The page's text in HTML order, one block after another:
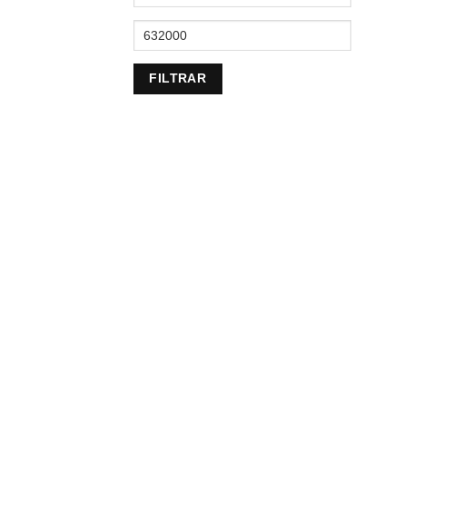
Precio
FILTRAR